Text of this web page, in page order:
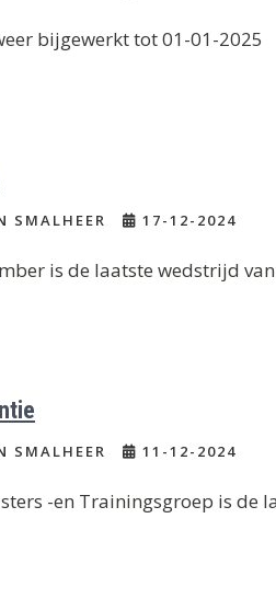
bijgewerkt tot 01-01-2025
SMALHEER 17-12-2024
is de laatste wedstrijd
SMALHEER 11-12-2024
-en Trainingsgroep is de